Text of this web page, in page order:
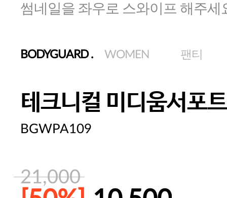
썸네일을 좌우로 스와이프 해주세
BODYGUARD. WOMEN 팬티
테크니컬 미디움서포
BGWPA109
21,000